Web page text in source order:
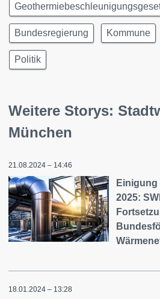
Bundesregierung Kommune
Politik
Weitere Storys:
München
21.08.2024 – 14:46
2025:
18.01.2024 – 13:28